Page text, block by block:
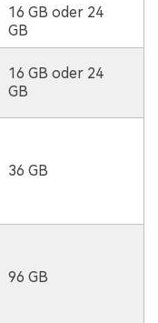
16 GB oder 24
GB
16 GB oder 24
GB
36 GB
96 GB